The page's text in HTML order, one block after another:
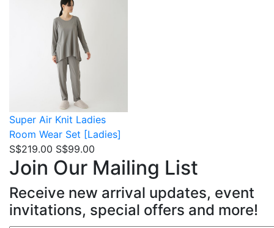
Super Air Knit Ladies
Room Wear Set [Ladies]
S$219.00 S$99.00
Join Our Mailing List
Receive new arrival updates, event
invitations, special offers and more!